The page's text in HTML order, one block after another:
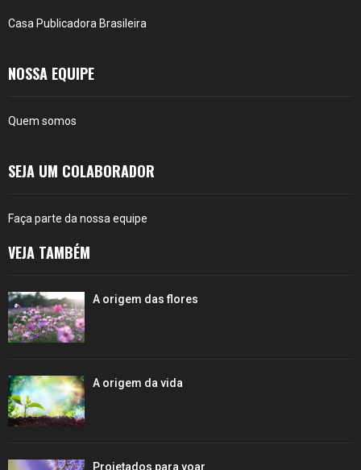
Casa Publicadora Brasileira
NOSSA EQUIPE
Quem somos
SEJA UM COLABORADOR
Faça parte da nossa equipe
VEJA TAMBÉM
A origem das flores
A origem da vida
Projetados para voar